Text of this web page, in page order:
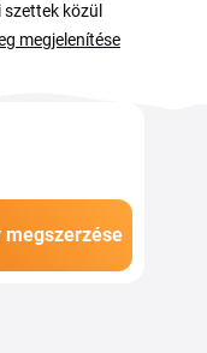
közül
épületekről,
benne, hogy a
megjelenítése
megszerzése